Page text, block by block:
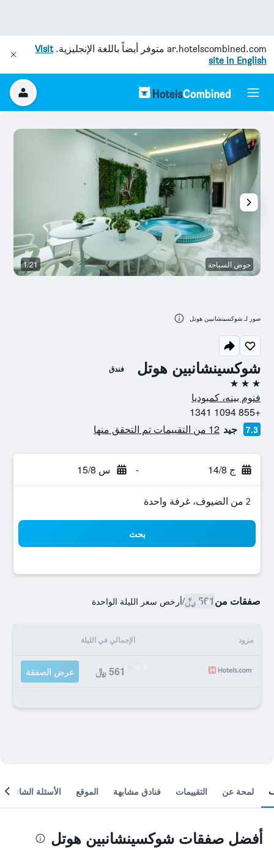
ar.hotelscombined.com متوفر أيضاً باللغة الإنجليزية.Visit
site in English
شوكسينشانبين هوتل فندق
3 نجوم
فنوم بينه، كمبوديا
+855 1094 1341
7.3 جيد 12 من التقييمات تم التحقق منها
ج 14/8 - س 15/8
2 من الضيوف، غرفة واحدة
بحث
صفقات من561 ﷼ /أرخص سعر الليلة الواحدة
مزود الإجمالي في الليلة
561 ﷼ عرض الصفقة
حوض السباحة 1/21
صور لـ شوكسينشانبين هوتل
لمحة عن التقييمات فنادق مشابهة الموقع الأسئلة الشائعة
أفضل صفقات شوكسينشانبين هوتل